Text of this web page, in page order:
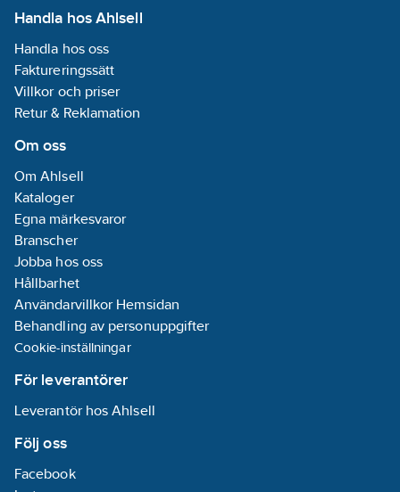
Handla hos Ahlsell
Handla hos oss
Faktureringssätt
Villkor och priser
Retur & Reklamation
Om oss
Om Ahlsell
Kataloger
Egna märkesvaror
Branscher
Jobba hos oss
Hållbarhet
Användarvillkor Hemsidan
Behandling av personuppgifter
Cookie-inställningar
För leverantörer
Leverantör hos Ahlsell
Följ oss
Facebook